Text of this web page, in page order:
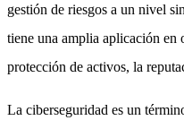
gestión de riesgos a un nivel
tiene una amplia aplicación en
protección de activos, la
La ciberseguridad es un